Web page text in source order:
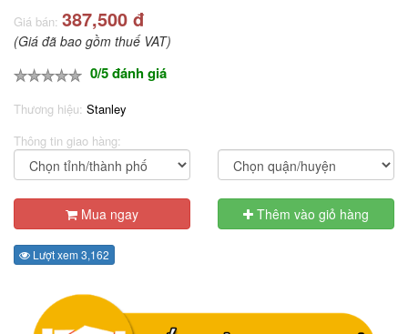
Giá bán: 387,500 đ
(Giá đã bao gồm thuế VAT)
0/5 đánh giá
Thương hiệu: Stanley
Thông tin giao hàng:
Mua ngay Thêm vào giỏ hàng
Lượt xem 3,162